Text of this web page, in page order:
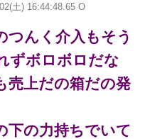
土) 16:44:48.65 O
つんく介入もそう
ずボロボロだな
売上だの箱だの発
下の力持ちでいて